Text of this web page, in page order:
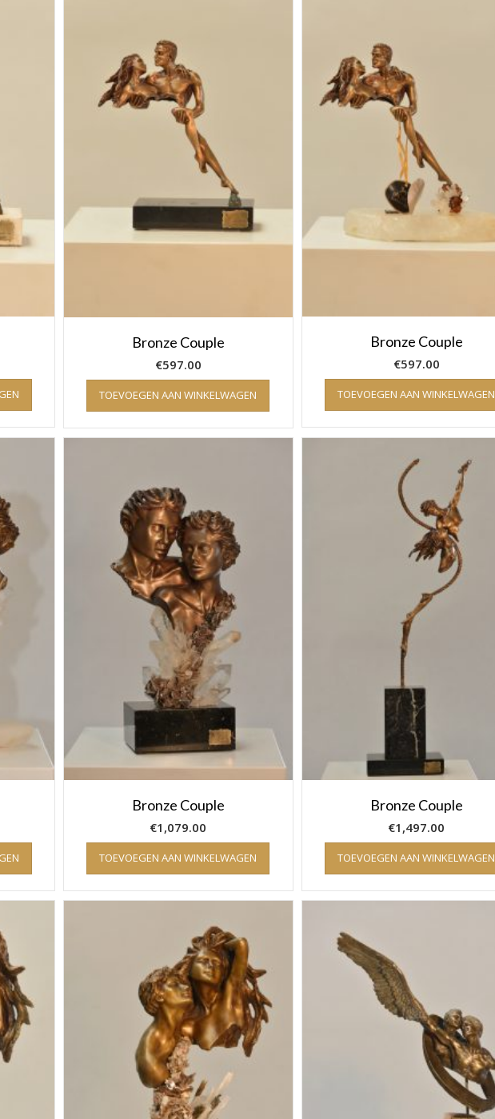
Bronze Couple
€597.00
TOEVOEGEN AAN WINKELWAGEN
Bronze Couple
€597.00
TOEVOEGEN AAN WINKELWAGEN
Bronze Couple
€1,079.00
TOEVOEGEN AAN WINKELWAGEN
Bronze Couple
€1,497.00
TOEVOEGEN AAN WINKELWAGEN